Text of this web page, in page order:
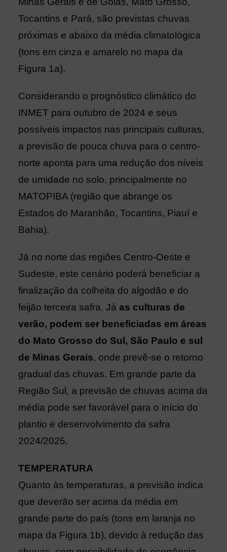
Tocantins e Pará, são previstas chuvas
próximas e abaixo da média climatológica
(tons em cinza e amarelo no mapa da
Figura 1a).
Considerando o prognóstico climático do
INMET para outubro de 2024 e seus
possíveis impactos nas principais culturas,
a previsão de pouca chuva para o centro-
norte aponta para uma redução dos níveis
de umidade no solo, principalmente no
MATOPIBA (região que abrange os
Estados do Maranhão, Tocantins, Piauí e
Bahia).
Já no norte das regiões Centro-Oeste e
Sudeste, este cenário poderá beneficiar a
finalização da colheita do algodão e do
feijão terceira safra. Já as culturas de
verão, podem ser beneficiadas em áreas
do Mato Grosso do Sul, São Paulo e sul
de Minas Gerais, onde prevê-se o retorno
gradual das chuvas. Em grande parte da
Região Sul, a previsão de chuvas acima da
média pode ser favorável para o início do
plantio e desenvolvimento da safra
2024/2025.
TEMPERATURA
Quanto às temperaturas, a previsão indica
que deverão ser acima da média em
grande parte do país (tons em laranja no
mapa da Figura 1b), devido à redução das